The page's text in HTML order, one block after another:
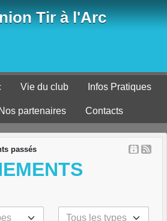
Tir à l'Arc
Vie du club Infos Pratiques
Nos partenaires Contacts
passés